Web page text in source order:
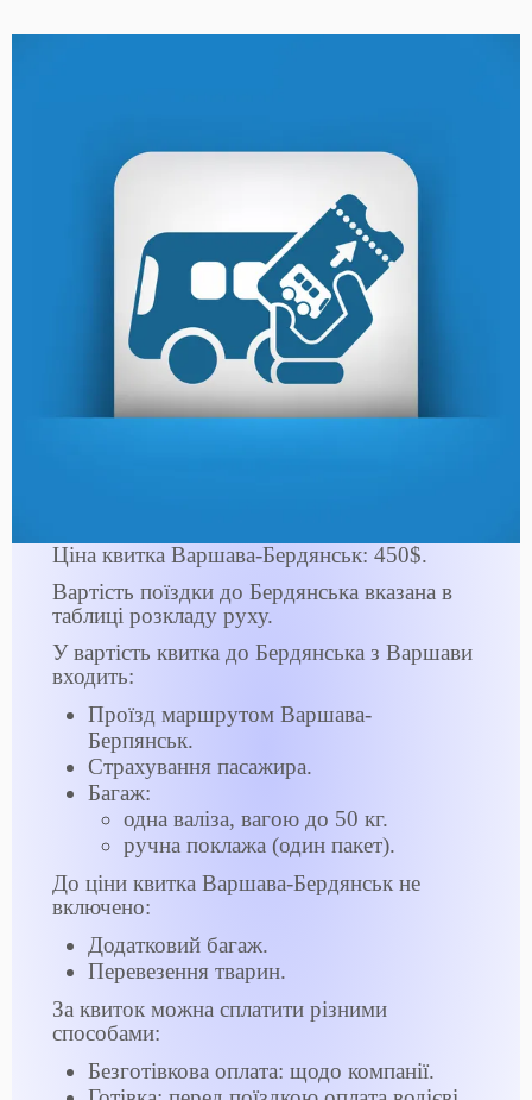
Ціна квитка Варшава-Бердянськ: 450$.
Вартість поїздки до Бердянська вказана в
таблиці розкладу руху.
У вартість квитка до Бердянська з Варшави
входить:
Проїзд маршрутом Варшава-
Берпянськ.
Страхування пасажира.
Багаж:
одна валіза, вагою до 50 кг.
ручна поклажа (один пакет).
До ціни квитка Варшава-Бердянськ не
включено:
Додатковий багаж.
Перевезення тварин.
За квиток можна сплатити різними
способами:
Безготівкова оплата: щодо компанії.